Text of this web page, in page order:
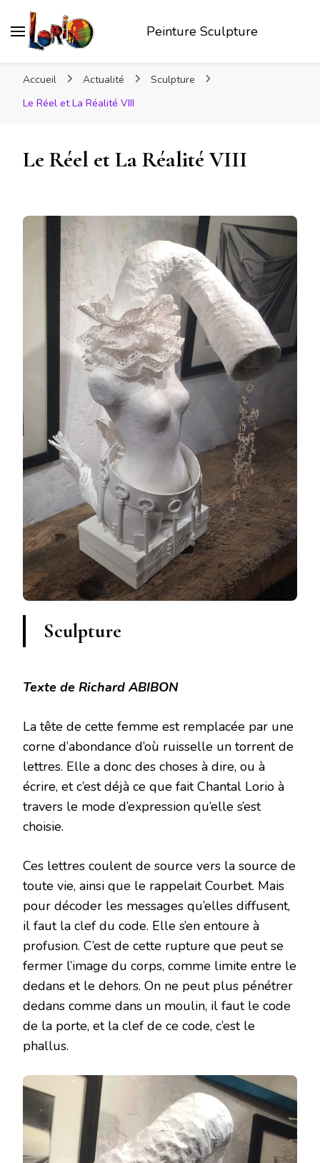
Peinture Sculpture
Accueil Actualité
Sculpture
Le Réel et La Réalité VIII
Le Réel et La Réalité VIII
Sculpture
Texte de Richard ABIBON
La tête de cette femme est remplacée par une
corne d’abondance d’où ruisselle un torrent de
lettres. Elle a donc des choses à dire, ou à
écrire, et c’est déjà ce que fait Chantal Lorio à
travers le mode d’expression qu’elle s’est
choisie.
Ces lettres coulent de source vers la source de
toute vie, ainsi que le rappelait Courbet. Mais
pour décoder les messages qu’elles diffusent,
il faut la clef du code. Elle s’en entoure à
profusion. C’est de cette rupture que peut se
fermer l’image du corps, comme limite entre le
dedans et le dehors. On ne peut plus pénétrer
dedans comme dans un moulin, il faut le code
de la porte, et la clef de ce code, c’est le
phallus.